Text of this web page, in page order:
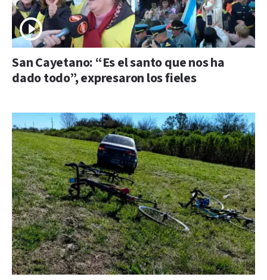
San Cayetano: “Es el santo que nos ha
dado todo”, expresaron los fieles